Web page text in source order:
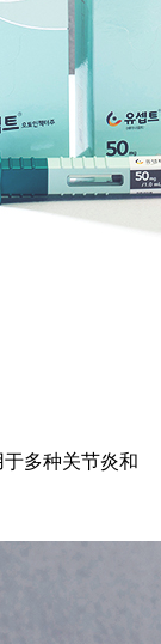
于多种关节炎和